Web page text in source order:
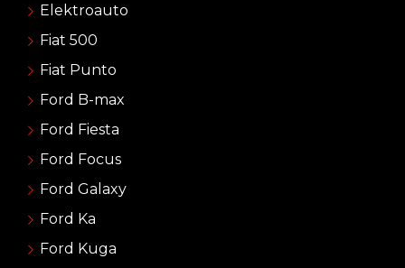
Elektroauto
Fiat 500
Fiat Punto
Ford B-max
Ford Fiesta
Ford Focus
Ford Galaxy
Ford Ka
Ford Kuga